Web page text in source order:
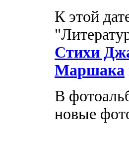
К этой
Стихи
Маршака
В
новые